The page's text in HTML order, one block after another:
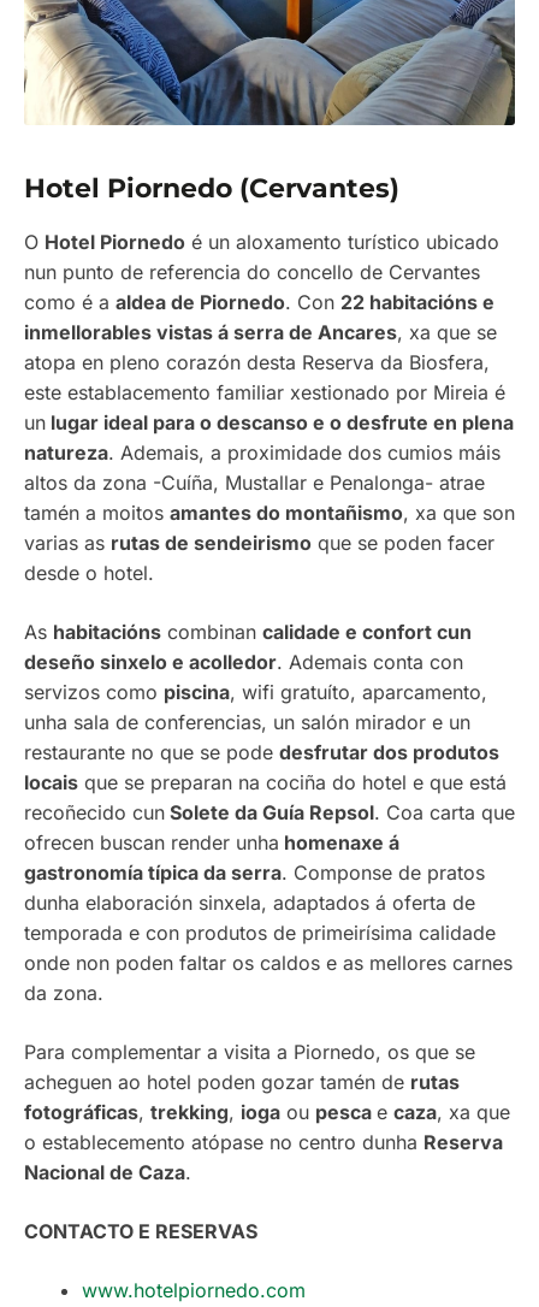
Hotel Piornedo (Cervantes)
O Hotel Piornedo é un aloxamento turístico ubicado
nun punto de referencia do concello de Cervantes
como é a aldea de Piornedo. Con 22 habitacións e
inmellorables vistas á serra de Ancares, xa que se
atopa en pleno corazón desta Reserva da Biosfera,
este establacemento familiar xestionado por Mireia é
un lugar ideal para o descanso e o desfrute en plena
natureza. Ademais, a proximidade dos cumios máis
altos da zona -Cuíña, Mustallar e Penalonga- atrae
tamén a moitos amantes do montañismo, xa que son
varias as rutas de sendeirismo que se poden facer
desde o hotel.
As habitacións combinan calidade e confort cun
deseño sinxelo e acolledor. Ademais conta con
servizos como piscina, wifi gratuíto, aparcamento,
unha sala de conferencias, un salón mirador e un
restaurante no que se pode desfrutar dos produtos
locais que se preparan na cociña do hotel e que está
recoñecido cun Solete da Guía Repsol. Coa carta que
ofrecen buscan render unha homenaxe á
gastronomía típica da serra. Componse de pratos
dunha elaboración sinxela, adaptados á oferta de
temporada e con produtos de primeirísima calidade
onde non poden faltar os caldos e as mellores carnes
da zona.
Para complementar a visita a Piornedo, os que se
acheguen ao hotel poden gozar tamén de rutas
fotográficas, trekking, ioga ou pesca e caza, xa que
o establecemento atópase no centro dunha Reserva
Nacional de Caza.
CONTACTO E RESERVAS
www.hotelpiornedo.com